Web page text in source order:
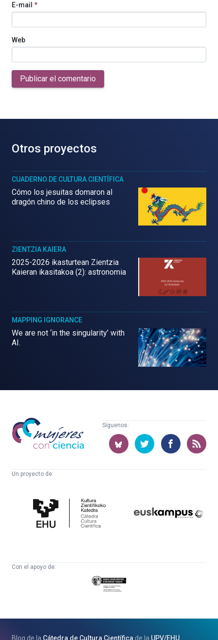
E-mail *
Web
Publicar el comentario
Otros proyectos
CUADERNO DE CULTURA CIENTÍFICA
Cómo los jesuitas domaron al
dragón chino de los eclipses
ZIENTZIA KAIERA
2025-2026 ikasturtean Zientzia
Kaieran ikasitakoa (2): astronomia
MAPPING IGNORANCE
We are not ‘in the singularity’ with
AI.
Mujeres
con
ciencia
Síguenos:
Un proyecto de:
Cultura
Científica
Con el apoyo de:
Eusko
Jaurlaritza
Blog de la Cátedra de Cultura Científica de la UPV/EHU